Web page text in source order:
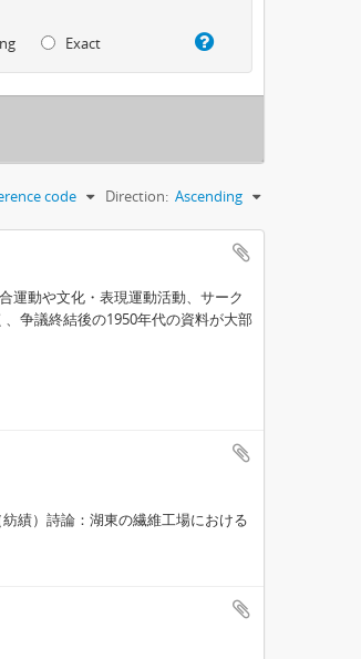
Exact
code Direction: Ascending
運動や文化・表現運動活動、サーク
争議終結後の1950年代の資料が大部
績）詩論：湖東の繊維工場における